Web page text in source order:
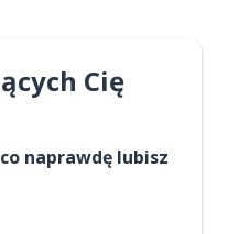
Cię
naprawdę lubisz